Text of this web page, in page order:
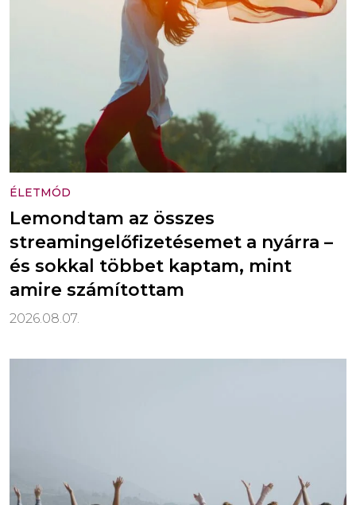
ÉLETMÓD
Lemondtam az összes
streamingelőfizetésemet a nyárra –
és sokkal többet kaptam, mint
amire számítottam
2026.08.07.